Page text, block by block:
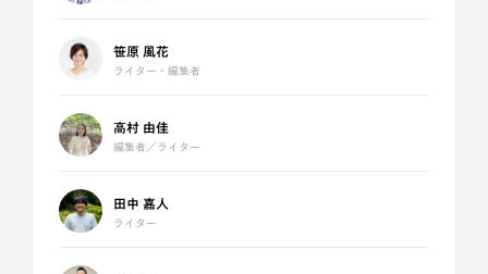
笹原 風花
ライター・編集者
高村 由佳
編集者／ライター
田中 嘉人
ライター